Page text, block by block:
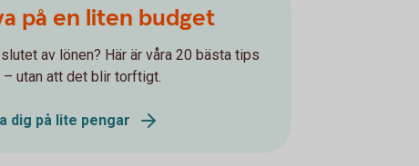
på en liten budget
av lönen? Här är våra 20 bästa tips
utan att det blir torftigt.
dig på lite pengar